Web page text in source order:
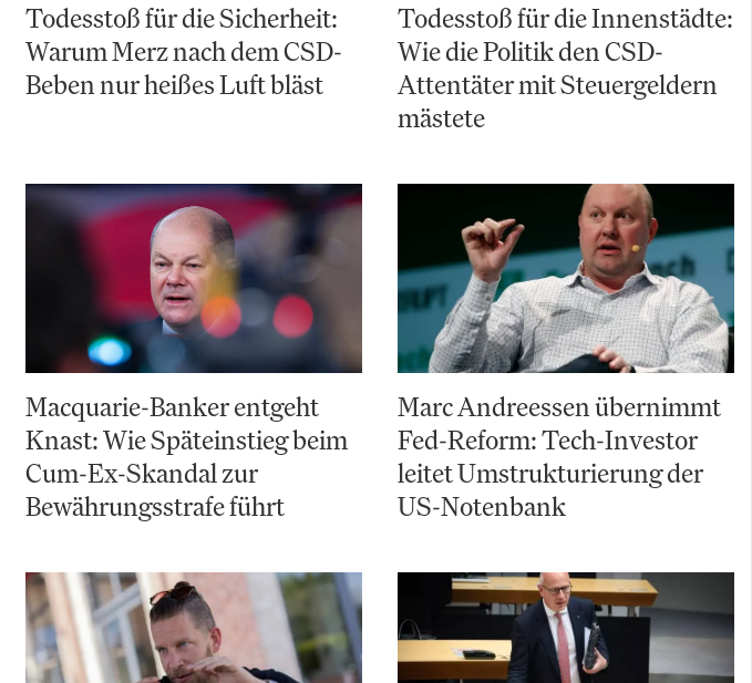
Todesstoß für die Sicherheit:
Warum Merz nach dem CSD-
Beben nur heißes Luft bläst
Todesstoß für die Innenstädte:
Wie die Politik den CSD-
Attentäter mit Steuergeldern
mästete
Macquarie-Banker entgeht
Knast: Wie Späteinstieg beim
Cum-Ex-Skandal zur
Bewährungsstrafe führt
Marc Andreessen übernimmt
Fed-Reform: Tech-Investor
leitet Umstrukturierung der
US-Notenbank